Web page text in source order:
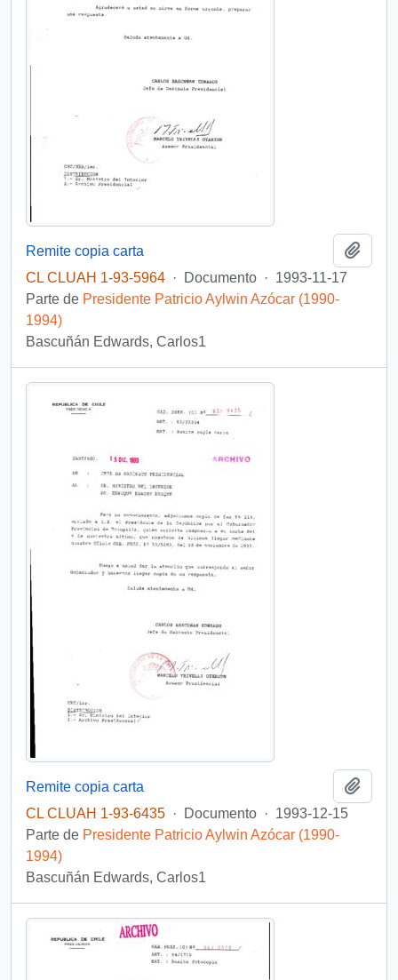
Remite copia carta
CL CLUAH 1-93-5964 · Documento · 1993-11-17
Parte de Presidente Patricio Aylwin Azócar (1990-
1994)
Bascuñán Edwards, Carlos1
Remite copia carta
CL CLUAH 1-93-6435 · Documento · 1993-12-15
Parte de Presidente Patricio Aylwin Azócar (1990-
1994)
Bascuñán Edwards, Carlos1